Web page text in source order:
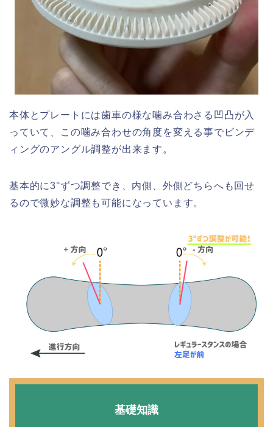
本体とプレートには歯車の様な噛み合わさる凹凸が入
っていて、この噛み合わせの角度を変える事でビンデ
ィングのアングル調整が出来ます。
基本的に3°ずつ調整でき、内側、外側どちらへも回せ
るので微妙な調整も可能になっています。
基礎知識